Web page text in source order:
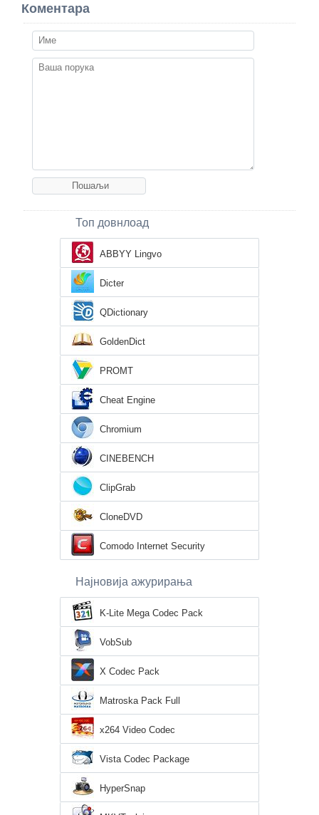
Коментара
Топ довнлоад
ABBYY Lingvo
Dicter
QDictionary
GoldenDict
PROMT
Cheat Engine
Chromium
CINEBENCH
ClipGrab
CloneDVD
Comodo Internet Security
Најновија ажурирања
K-Lite Mega Codec Pack
VobSub
X Codec Pack
Matroska Pack Full
x264 Video Codec
Vista Codec Package
HyperSnap